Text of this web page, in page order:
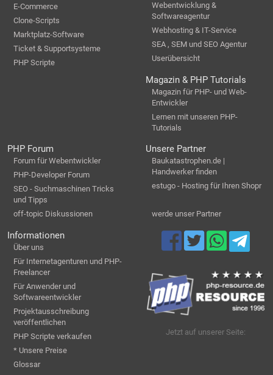
E-Commerce
Clone-Scripts
Marktplatz-Software
Ticket & Supportsysteme
PHP Scripte
Webentwicklung &
Softwareagentur
Webhosting & IT-Service
SEA , SEM und SEO Agentur
Userübersicht
Magazin & PHP Tutorials
Magazin für PHP- und Web-
Entwickler
Lernen mit unseren PHP-
Tutorials
PHP Forum
Forum für Webentwickler
PHP-Developer Forum
SEO - Suchmaschinen Tricks
und Tipps
off-topic Diskussionen
Unsere Partner
Baukatastrophen.de |
Handwerker finden
estugo - Hosting für Ihren Shopr
werde unser Partner
Informationen
Über uns
Für Internetagenturen und PHP-
Freelancer
Für Anwender und
Softwareentwickler
Projektausschreibung
veröffentlichen
PHP Scripte verkaufen
* Unsere Preise
Glossar
Jetzt auf unserer Seite: